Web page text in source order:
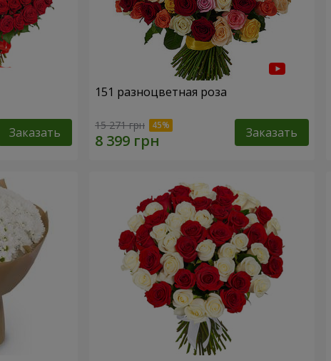
Заказать
151 разноцветная роза
15 271 грн Заказать